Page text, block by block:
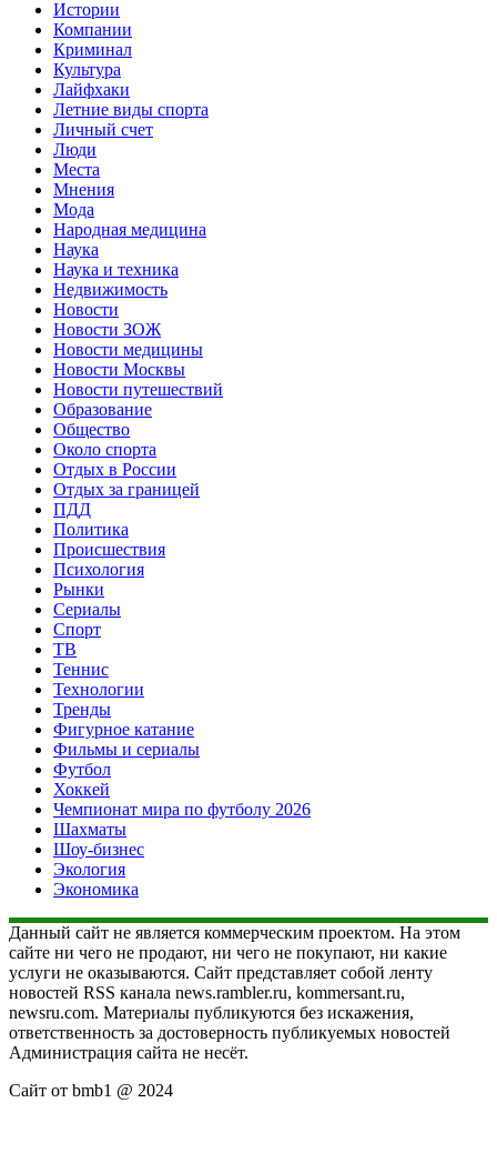
Истории
Компании
Криминал
Культура
Лайфхаки
Летние виды спорта
Личный счет
Люди
Места
Мнения
Мода
Народная медицина
Наука
Наука и техника
Недвижимость
Новости
Новости ЗОЖ
Новости медицины
Новости Москвы
Новости путешествий
Образование
Общество
Около спорта
Отдых в России
Отдых за границей
ПДД
Политика
Происшествия
Психология
Рынки
Сериалы
Спорт
ТВ
Теннис
Технологии
Тренды
Фигурное катание
Фильмы и сериалы
Футбол
Хоккей
Чемпионат мира по футболу 2026
Шахматы
Шоу-бизнес
Экология
Экономика
Данный сайт не является коммерческим проектом. На этом
сайте ни чего не продают, ни чего не покупают, ни какие
услуги не оказываются. Сайт представляет собой ленту
новостей RSS канала news.rambler.ru, kommersant.ru,
newsru.com. Материалы публикуются без искажения,
ответственность за достоверность публикуемых новостей
Администрация сайта не несёт.
Сайт от bmb1 @ 2024